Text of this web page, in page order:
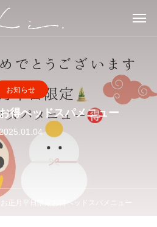
お知らせ
得ヘッドスパメニュー
お正月平日限定お得ヘッドスパメニュー